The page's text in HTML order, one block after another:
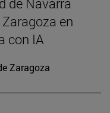
de Navarra
en
con IA
Zaragoza